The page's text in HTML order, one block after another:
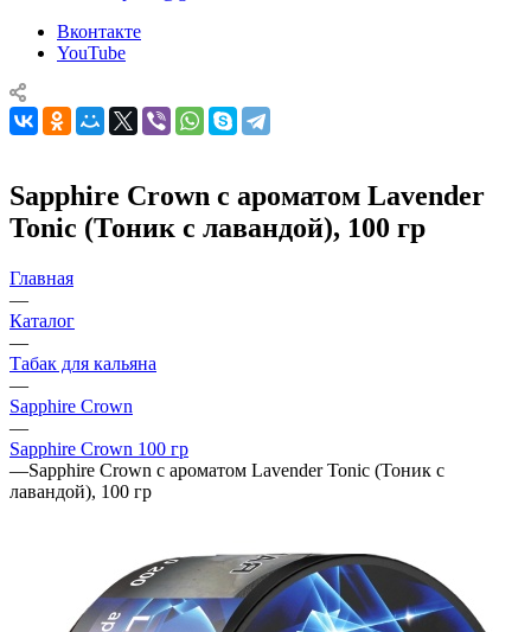
Вконтакте
YouTube
Sapphire Crown с ароматом Lavender
Tonic (Тоник с лавандой), 100 гр
Главная
—
Каталог
—
Табак для кальяна
—
Sapphire Crown
—
Sapphire Crown 100 гр
—Sapphire Crown с ароматом Lavender Tonic (Тоник с
лавандой), 100 гр